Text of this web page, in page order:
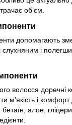
об’єм.
допомагають
і
волосся доречні
м’якість і
алое,